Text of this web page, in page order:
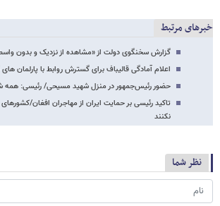
خبرهای مرتبط
گزارش سخنگوی دولت از «مشاهده از نزدیک و بدون
اعلام آمادگی قالیباف برای گسترش روابط با پارلمان
حضور رئیس‌جمهور در منزل شهید مسیحی/ رئیسی: همه
تاکید رئیسی بر حمایت ایران از مهاجران افغان/
نکنند
نظر شما